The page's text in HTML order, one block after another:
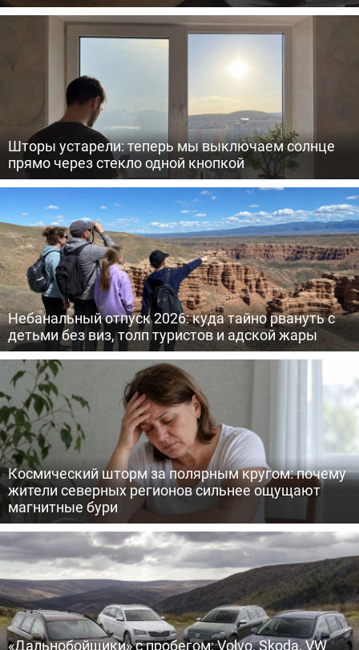
Шторы устарели: теперь мы выключаем солнце
прямо через стекло одной кнопкой
Небанальный отпуск 2026: куда тайно рвануть с
детьми без виз, толп туристов и адской жары
Космический шторм за полярным кругом: почему
жители северных регионов сильнее ощущают
магнитные бури
«Дальнобойщики» с пробегом: Volvo, Skoda, VW